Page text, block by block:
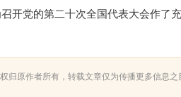
开党的第二十次全国代表大会作了充
归原作者所有，转载文章仅为传播更多信息